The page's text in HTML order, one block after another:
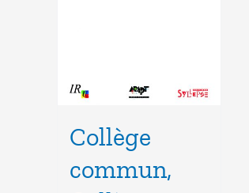
Collège
commun,